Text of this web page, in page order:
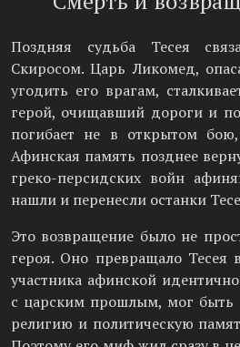
Поздняя судьба Тесея
Скиросом. Царь Ликомед,
угодить его врагам,
герой, очищавший дороги и
погибает не в открытом
Афинская память позднее
греко-персидских войн
нашли и перенесли останки
Это возвращение было не
героя. Оно превращало Тесея
участника афинской
с царским прошлым, мог быть
религию и политическую